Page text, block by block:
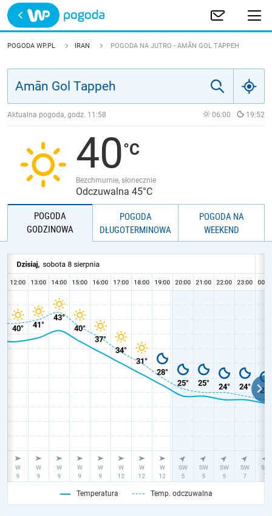
Trwa ładowanie
POLSKA
POGODA WP.PL IRAN POGODA NA JUTRO - AMĀN GOL TAPPEH
Aktualna pogoda, godz. 11:58 06:00 19:52
40
Bezchmurnie, słonecznie
Odczuwalna 45°C
POGODA
GODZINOWA
POGODA
DŁUGOTERMINOWA
POGODA NA
WEEKEND
Temperatura Temp. odczuwalna